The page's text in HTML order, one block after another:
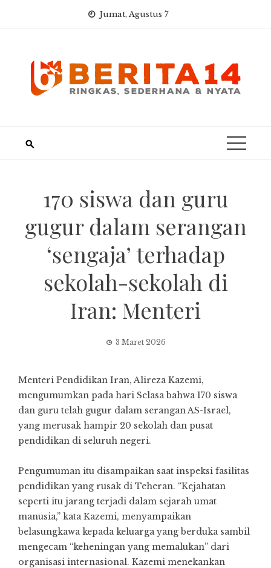
Jumat, Agustus 7
170 siswa dan guru
gugur dalam serangan
‘sengaja’ terhadap
sekolah-sekolah di
Iran: Menteri
3 Maret 2026
Menteri Pendidikan Iran, Alireza Kazemi,
mengumumkan pada hari Selasa bahwa 170 siswa
dan guru telah gugur dalam serangan AS-Israel,
yang merusak hampir 20 sekolah dan pusat
pendidikan di seluruh negeri.
Pengumuman itu disampaikan saat inspeksi fasilitas
pendidikan yang rusak di Teheran. “Kejahatan
seperti itu jarang terjadi dalam sejarah umat
manusia,” kata Kazemi, menyampaikan
belasungkawa kepada keluarga yang berduka sambil
mengecam “keheningan yang memalukan” dari
organisasi internasional. Kazemi menekankan